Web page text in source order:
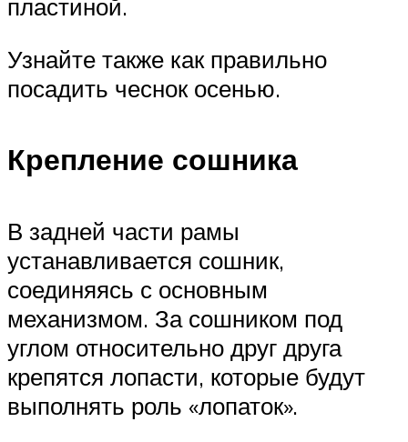
пластиной.
Узнайте также как правильно
посадить чеснок осенью.
Крепление сошника
В задней части рамы
устанавливается сошник,
соединяясь с основным
механизмом. За сошником под
углом относительно друг друга
крепятся лопасти, которые будут
выполнять роль «лопаток».